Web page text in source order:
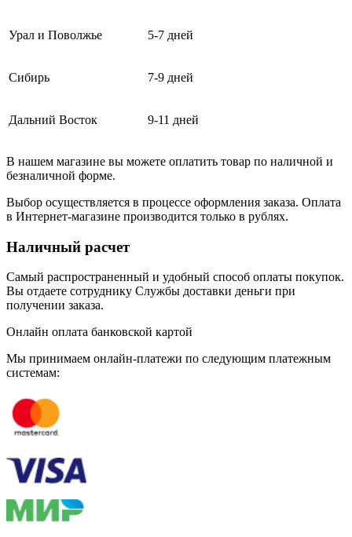
Урал и Поволжье 5-7 дней
Сибирь 7-9 дней
Дальний Восток 9-11 дней
В нашем магазине вы можете оплатить товар по наличной и
безналичной форме.
Выбор осуществляется в процессе оформления заказа. Оплата
в Интернет-магазине производится только в рублях.
Наличный расчет
Самый распространенный и удобный способ оплаты покупок.
Вы отдаете сотруднику Службы доставки деньги при
получении заказа.
Онлайн оплата банковской картой
Мы принимаем онлайн-платежи по cледующим платежным
системам: